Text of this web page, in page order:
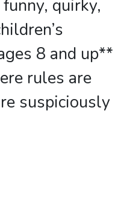
quirky,
8 and up**
rules are
suspiciously